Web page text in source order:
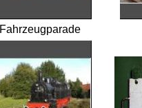
Fahrzeugparade